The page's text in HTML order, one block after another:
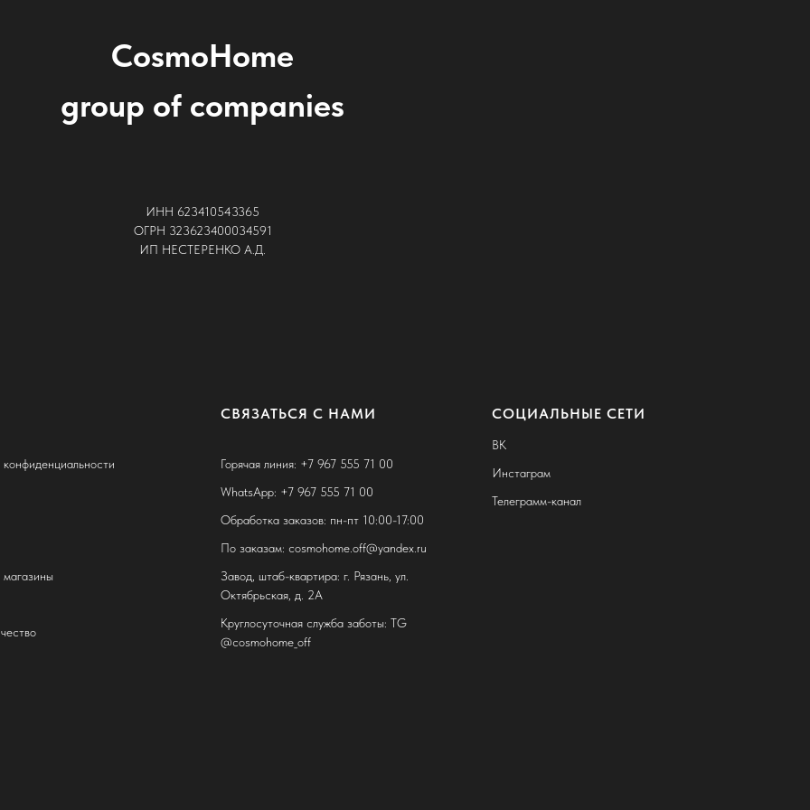
CosmoHome
group of companies
ИНН 623410543365
ОГРН 323623400034591
ИП НЕСТЕРЕНКО А.Д.
магазины
СВЯЗАТЬСЯ С НАМИ
Горячая линия: +7 967 555 71 00
WhatsApp: +7 967 555 71 00
Обработка заказов: пн-пт 10:00-17:00
По заказам: cosmohome.off@yandex.ru
Завод, штаб-квартира: г. Рязань, ул.
Октябрьская, д. 2А
Круглосуточная служба заботы: TG
@cosmohome_off
СОЦИАЛЬНЫЕ СЕТИ
ВК
Инстаграм
Телеграмм-канал